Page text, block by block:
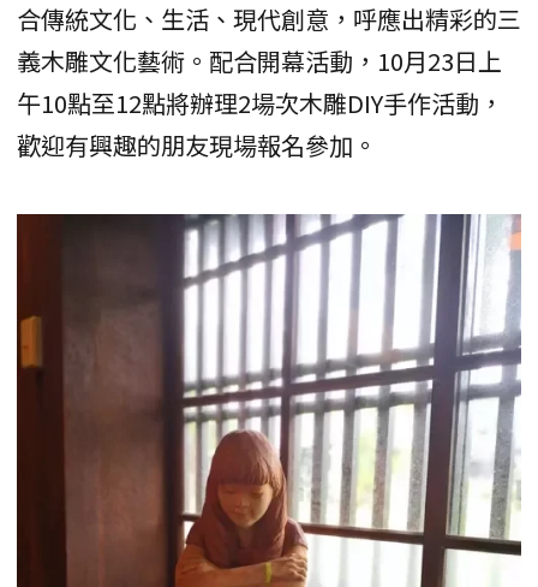
合傳統文化、生活、現代創意，呼應出精彩的三
義木雕文化藝術。配合開幕活動，10月23日上
午10點至12點將辦理2場次木雕DIY手作活動，
歡迎有興趣的朋友現場報名參加。